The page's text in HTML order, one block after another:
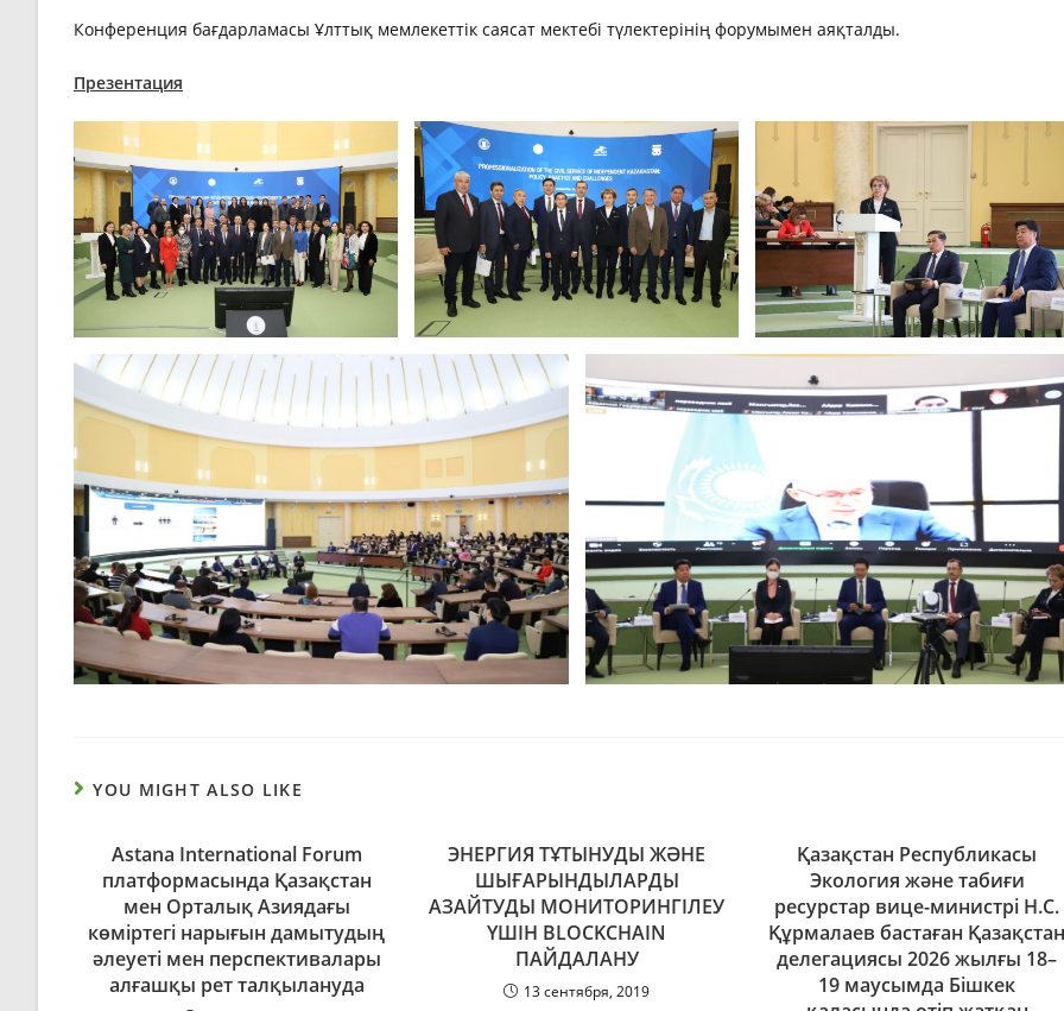
Конференция бағдарламасы Ұлттық мемлекеттік саясат мектебі түлектерінің форумымен аяқталды.
Презентация
YOU MIGHT ALSO LIKE
Astana International Forum
платформасында Қазақстан
мен Орталық Азиядағы
көміртегі нарығын дамытудың
әлеуеті мен перспективалары
алғашқы рет талқылануда
ЭНЕРГИЯ ТҰТЫНУДЫ ЖӘНЕ
ШЫҒАРЫНДЫЛАРДЫ
АЗАЙТУДЫ МОНИТОРИНГІЛЕУ
ҮШІН BLOCKCHAIN
ПАЙДАЛАНУ
13 сентября, 2019
Қазақстан Республикасы
Экология және табиғи
ресурстар вице-министрі Н.С.
Құрмалаев бастаған
делегациясы 2026 жылғы 18–
19 маусымда Бішкек